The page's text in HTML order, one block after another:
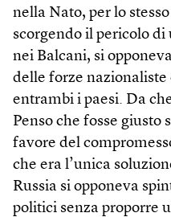
nella Nato, per lo
scorgendo il pericolo
nei Balcani, si
delle forze
entrambi i paesi. Da
Penso che fosse giusto
favore del
che era l’unica
Russia si opponeva
politici senza proporre